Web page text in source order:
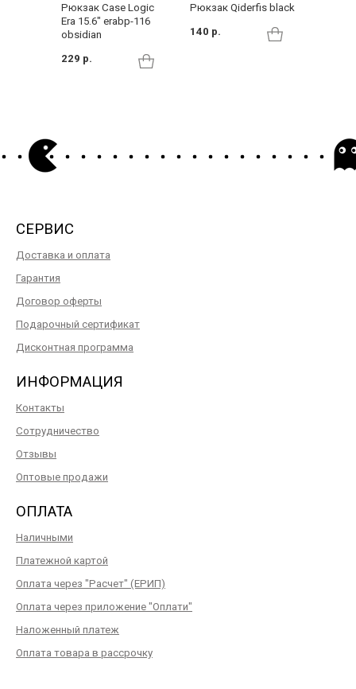
Рюкзак Case Logic
Era 15.6" erabp-116
obsidian
229 р.
Рюкзак Qiderfis black
140 р.
СЕРВИС
Доставка и оплата
Гарантия
Договор оферты
Подарочный сертификат
Дисконтная программа
ИНФОРМАЦИЯ
Контакты
Сотрудничество
Отзывы
Оптовые продажи
ОПЛАТА
Наличными
Платежной картой
Оплата через "Расчет" (ЕРИП)
Оплата через приложение "Оплати"
Наложенный платеж
Оплата товара в рассрочку